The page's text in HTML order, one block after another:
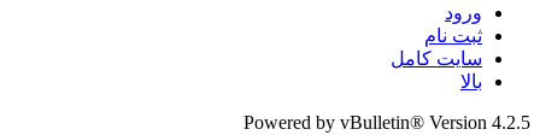
ورود
ثبت نام
سایت کامل
بالا
Powered by vBulletin® Version 4.2.5